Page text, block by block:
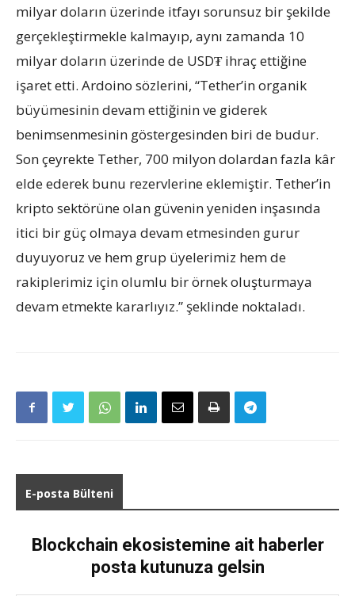
milyar doların üzerinde itfayı sorunsuz bir şekilde
gerçekleştirmekle kalmayıp, aynı zamanda 10
milyar doların üzerinde de USD₮ ihraç ettiğine
işaret etti. Ardoino sözlerini, “Tether’in organik
büyümesinin devam ettiğinin ve giderek
benimsenmesinin göstergesinden biri de budur.
Son çeyrekte Tether, 700 milyon dolardan fazla kâr
elde ederek bunu rezervlerine eklemiştir. Tether’in
kripto sektörüne olan güvenin yeniden inşasında
itici bir güç olmaya devam etmesinden gurur
duyuyoruz ve hem grup üyelerimiz hem de
rakiplerimiz için olumlu bir örnek oluşturmaya
devam etmekte kararlıyız.” şeklinde noktaladı.
E-posta Bülteni
Blockchain ekosistemine ait haberler
posta kutunuza gelsin